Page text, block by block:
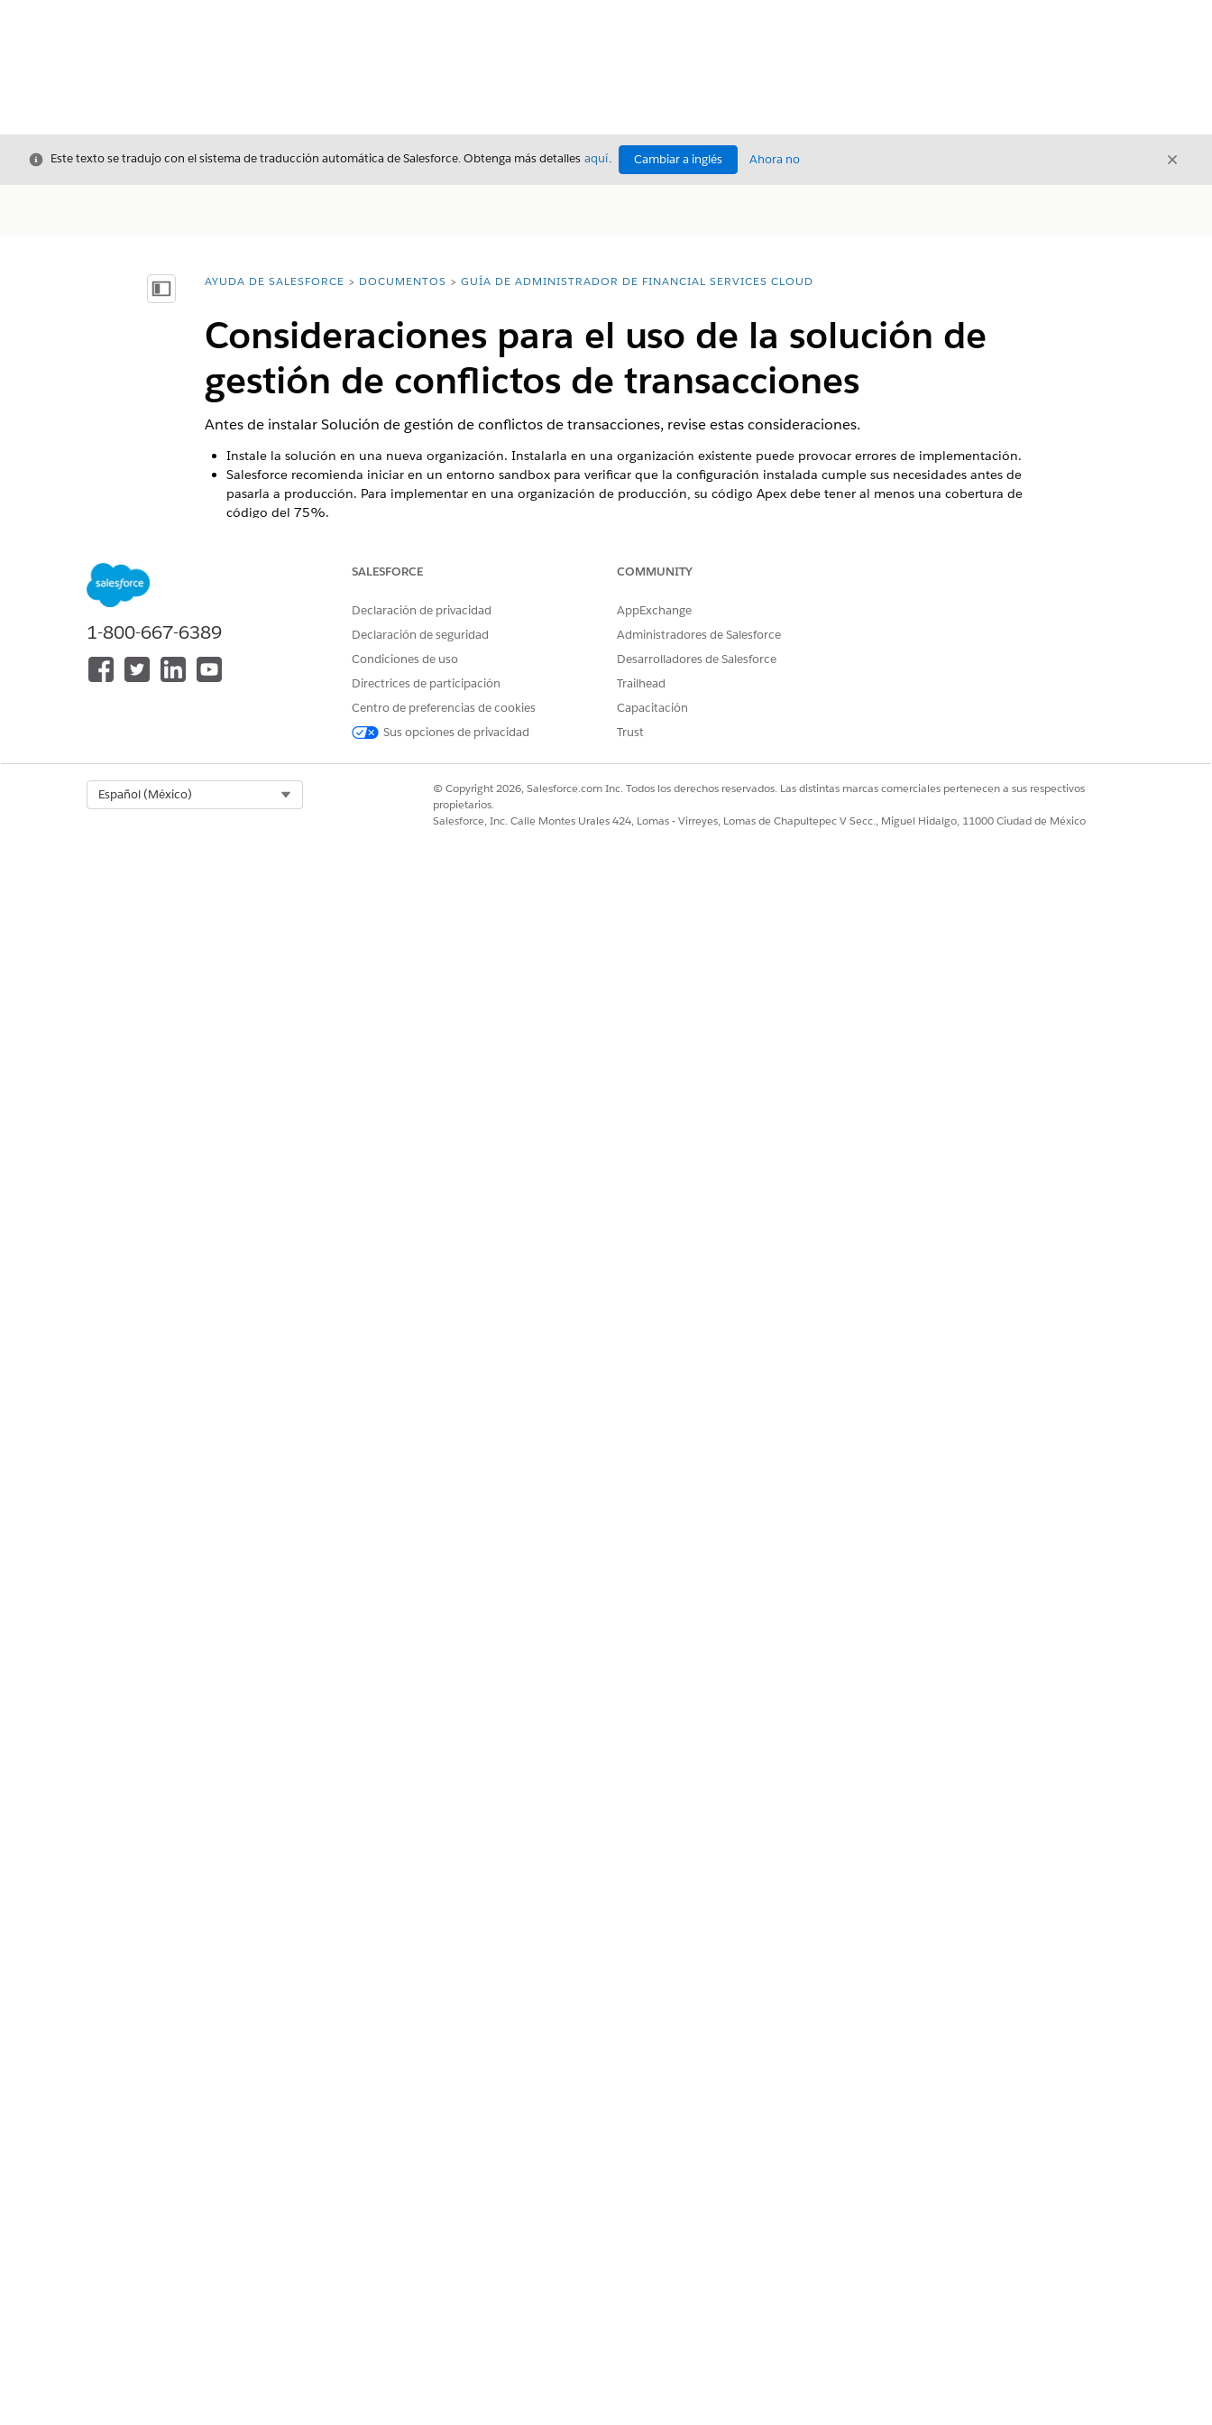
Cerrar
Este texto se tradujo con el sistema de traducción automática de Salesforce. Obtenga más detalles aquí. Cambiar a inglés Ahora no Cerrar
Mostrar índice de materias
Usted está aquí:
AYUDA DE SALESFORCE DOCUMENTOS GUÍA DE ADMINISTRADOR DE FINANCIAL SERVICES CLOUD
Consideraciones para el uso de la solución de
gestión de conflictos de transacciones
Antes de instalar Solución de gestión de conflictos de transacciones, revise estas consideraciones.
Instale la solución en una nueva organización. Instalarla en una organización existente puede provocar errores de implementación.
Salesforce recomienda iniciar en un entorno sandbox para verificar que la configuración instalada cumple sus necesidades antes de
pasarla a producción. Para implementar en una organización de producción, su código Apex debe tener al menos una cobertura de
código del 75%.
activas y organizaciones de Government Cloud.
Si la instalación falla, vea los registros para resolver problemas. Si el problema persiste, haga contacto con el Servicio de atención al
La solución implementa datos de muestra. Instale la solución en una organización de sandbox, Developer Edition o FSC Trial para
Las funciones de Resolución de visados en línea son solicitudes que no son de SFDC sujetas a condiciones adicionales en la
documentación de Salesforce Trust
and Compliance.
Las configuraciones de muestra y los datos implementados por Solución de gestión de conflictos de transacciones no se eliminan
automáticamente. Para evitar conflictos de datos, elimine manualmente los datos de muestra antes de agregar datos de producción.
1-800-667-6389
SALESFORCE
Declaración de privacidad
Declaración de seguridad
Condiciones de uso
Directrices de participación
Centro de preferencias de cookies
Sus opciones de privacidad
COMMUNITY
AppExchange
Administradores de Salesforce
Desarrolladores de Salesforce
Trailhead
Capacitación
Trust
Español (México)
© Copyright 2026, Salesforce.com Inc. Todos los derechos reservados. Las distintas marcas comerciales pertenecen a sus respectivos
propietarios.
Salesforce, Inc. Calle Montes Urales 424, Lomas - Virreyes, Lomas de Chapultepec V Secc., Miguel Hidalgo, 11000 Ciudad de México